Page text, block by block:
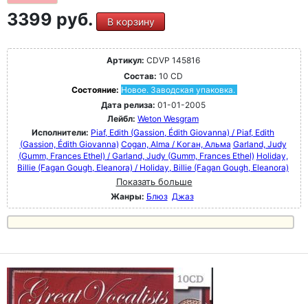
3399 руб. В корзину
Артикул: CDVP 145816
Состав: 10 CD
Состояние: Новое. Заводская упаковка.
Дата релиза: 01-01-2005
Лейбл: Weton Wesgram
Исполнители: Piaf, Edith (Gassion, Édith Giovanna) / Piaf, Edith
(Gassion, Édith Giovanna) Cogan, Alma / Коган, Альма Garland, Judy
(Gumm, Frances Ethel) / Garland, Judy (Gumm, Frances Ethel) Holiday,
Billie (Fagan Gough, Eleanora) / Holiday, Billie (Fagan Gough, Eleanora)
Показать больше
Жанры: Блюз Джаз